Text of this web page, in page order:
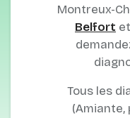
Montreux-
Belfort
Tous les
(Amiante,